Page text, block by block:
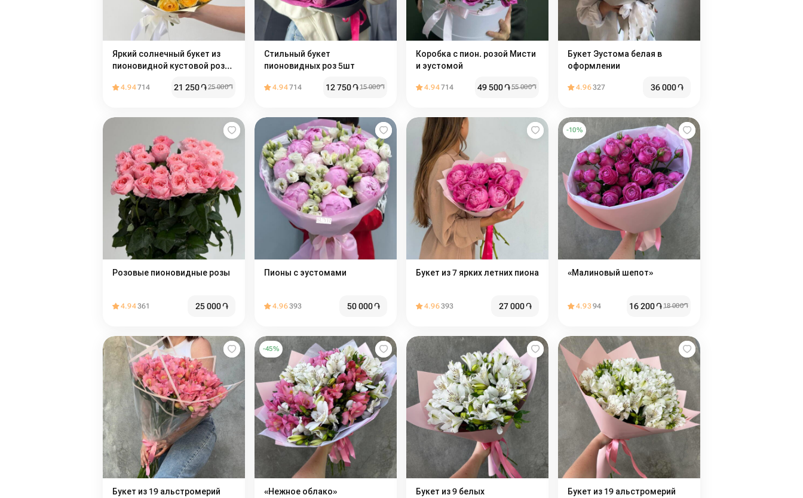
Яркий солнечный букет из
пионовидной кустовой розы
4.94714 21 250֏25 000֏
Стильный букет
пионовидных роз 5шт
4.94714 12 750֏15 000֏
Коробка с пион. розой Мисти
и эустомой
4.94714 49 500֏55 000֏
Букет Эустома белая в
оформлении
4.96327 36 000֏
Розовые пионовидные розы
4.94361 25 000֏
Пионы с эустомами
4.96393 50 000֏
Букет из 7 ярких летних пиона
4.96393 27 000֏
-10%
«Малиновый шепот»
4.9394 16 200֏18 000֏
Букет из 19 альстромерий
-45%
«Нежное облако»
Букет из 9 белых
Букет из 19 альстромерий